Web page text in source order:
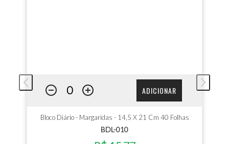
ADICIONAR
Bloco Diário - Margaridas - 14,5 X 21 Cm 40 Folhas
BDL-010